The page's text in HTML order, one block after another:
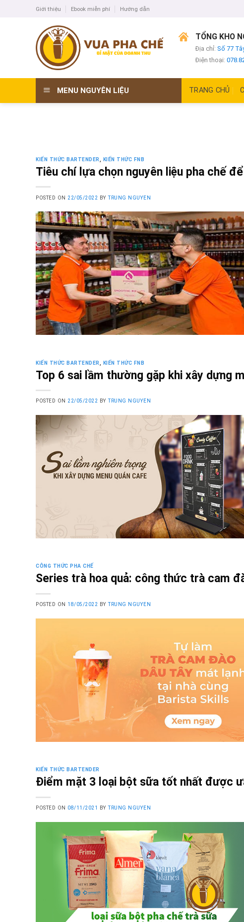
Giới thiệu Ebook miễn phí Hướng dẫn
TỔNG KHO
Địa chỉ:Số 77
Điện thoại:
MENU NGUYÊN LIỆU TRANG CHỦ
KIẾN THỨC BARTENDER KIẾN THỨC FNB
Tiêu chí lựa chọn nguyên liệu pha chế
POSTED ON 22/05/2022 BYTRUNG NGUYEN
KIẾN THỨC BARTENDER KIẾN THỨC FNB
Top 6 sai lầm thường gặp khi xây dựng
POSTED ON 22/05/2022 BY TRUNG NGUYEN
CÔNG THỨC PHA CHẾ
Series trà hoa quả: công thức trà cam
POSTED ON 18/05/2022 BYTRUNG NGUYEN
KIẾN THỨC BARTENDER
Điểm mặt 3 loại bột sữa tốt nhất được
POSTED ON 08/11/2021 BYTRUNG NGUYEN